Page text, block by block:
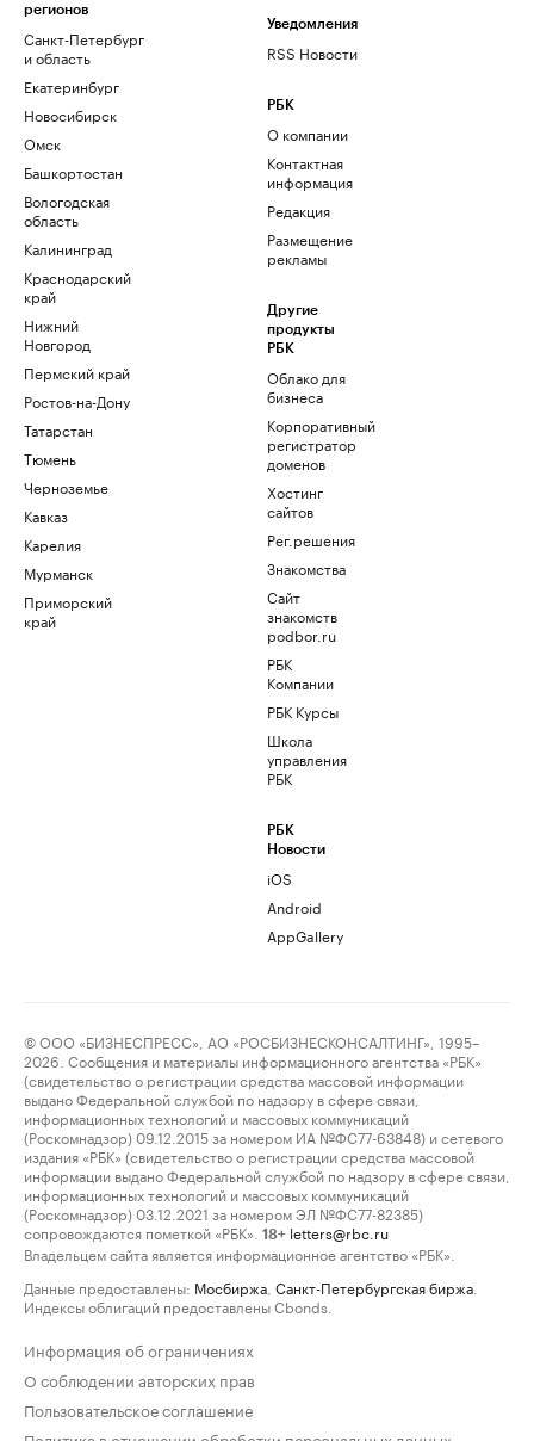
регионов
Санкт-Петербург
и область
Екатеринбург
Новосибирск
Омск
Башкортостан
Вологодская
область
Калининград
Краснодарский
край
Нижний
Новгород
Пермский край
Ростов-на-Дону
Татарстан
Тюмень
Черноземье
Кавказ
Карелия
Мурманск
Приморский
край
Уведомления
RSS Новости
РБК
О компании
Контактная
информация
Редакция
Размещение
рекламы
Другие
продукты
РБК
Облако для
бизнеса
Корпоративный
регистратор
доменов
Хостинг
сайтов
Рег.решения
Знакомства
Сайт
знакомств
podbor.ru
РБК
Компании
РБК Курсы
Школа
управления
РБК
РБК
Новости
iOS
Android
AppGallery
© ООО «БИЗНЕСПРЕСС», АО «РОСБИЗНЕСКОНСАЛТИНГ», 1995–
2026. Сообщения и материалы информационного агентства «РБК»
(свидетельство о регистрации средства массовой информации
выдано Федеральной службой по надзору в сфере связи,
информационных технологий и массовых коммуникаций
(Роскомнадзор) 09.12.2015 за номером ИА №ФС77-63848) и сетевого
издания «РБК» (свидетельство о регистрации средства массовой
информации выдано Федеральной службой по надзору в сфере связи,
информационных технологий и массовых коммуникаций
(Роскомнадзор) 03.12.2021 за номером ЭЛ №ФС77-82385)
сопровождаются пометкой «РБК».
18+ letters@rbc.ru
Владельцем сайта является информационное агентство «РБК».
Данные предоставлены: Мосбиржа Санкт-Петербургская биржа
Индексы облигаций предоставлены Cbonds.
Информация об ограничениях
О соблюдении авторских прав
Пользовательское соглашение